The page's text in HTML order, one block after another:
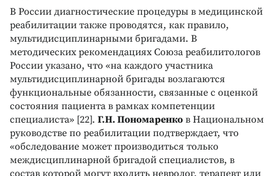
В России диагностические процедуры в медицинской
реабилитации также проводятся, как правило,
мультидисциплинарными бригадами. В
методических рекомендациях Союза реабилитологов
России указано, что «на каждого участника
мультидисциплинарной бригады возлагаются
функциональные обязанности, связанные с оценкой
состояния пациента в рамках компетенции
специалиста» [22]. Г.Н. Пономаренко в Национальном
руководстве по реабилитации подтверждает, что
«обследование может производиться только
междисциплинарной бригадой специалистов, в
состав которой могут входить невролог, терапевт или